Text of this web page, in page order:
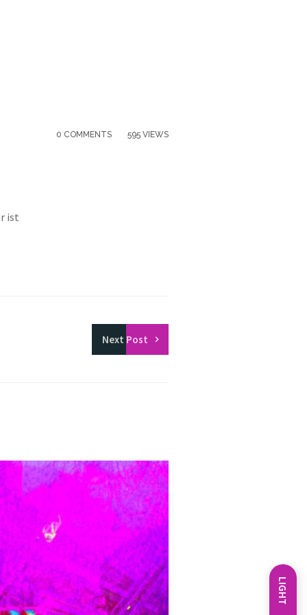
LIGHT
0 COMMENTS 595 VIEWS
ist
Next Post